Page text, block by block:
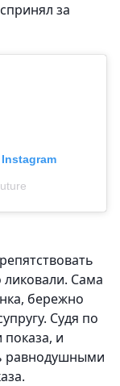
за
Сама
бережно
Судя по
и
равнодушными